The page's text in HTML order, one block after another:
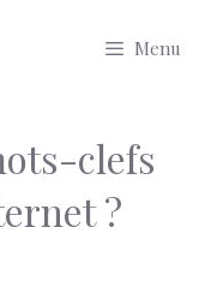
Menu
clefs
?